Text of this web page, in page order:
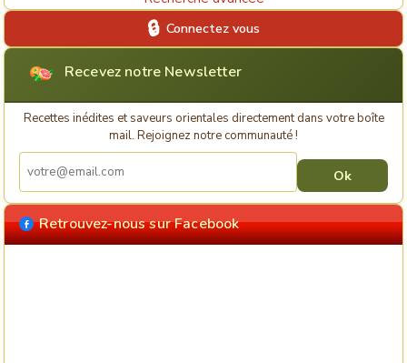
Connectez vous
Recevez notre Newsletter
Recettes inédites et saveurs orientales directement dans votre boîte
mail. Rejoignez notre communauté !
Retrouvez-nous sur Facebook